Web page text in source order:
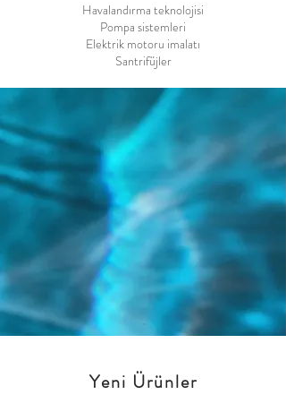
Havalandırma teknolojisi
Pompa sistemleri
Elektrik motoru imalatı
Santrifüjler
Yeni Ürünler